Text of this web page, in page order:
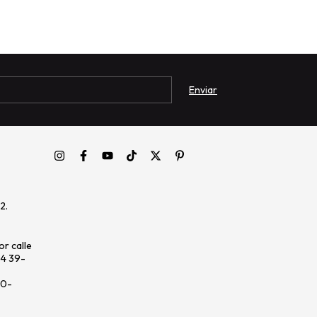
calle
39-